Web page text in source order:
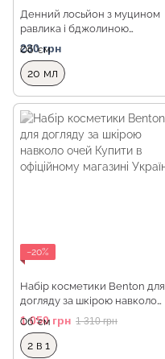
Денний лосьйон з муцином
равлика і бджолиною
отрутою Benton Snail Bee
High Content Lotion, 20 мл
230 грн
Об `єм
20 мл
−20%
Набір косметики Benton для
догляду за шкірою навколо
очей
1 050 грн 1 310 грн
Об `єм
2 в 1